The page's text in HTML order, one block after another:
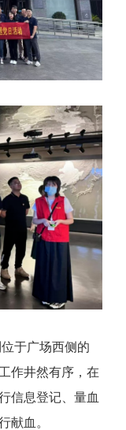
于广场西侧的
作井然有序，在
信息登记、量血
献血 。